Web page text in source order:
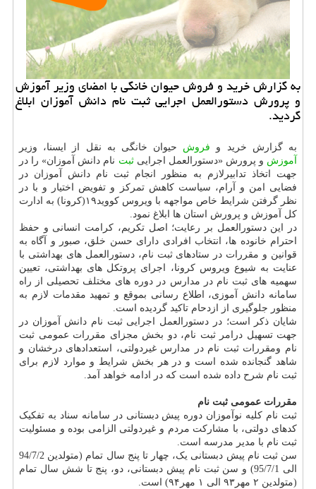
به گزارش خرید و فروش حیوان خانگی با امضای وزیر آموزش
و پرورش دستورالعمل اجرایی ثبت نام دانش آموزان ابلاغ
گردید.
به گزارش خرید و فروش حیوان خانگی به نقل از ایسنا، وزیر
آموزش و پرورش «دستورالعمل اجراییثبت نام دانش آموزان» را در
جهت اتخاذ تدابیرلازم به منظور انجام ثبت نام دانش آموزان در
فضایی امن و آرام، سیاست کاهش تمرکز و تفویض اختیار و با در
نظر گرفتن شرایط خاص مواجهه با ویروس کووید۱۹(کرونا) به ادارت
کل آموزش و پرورش استان ها ابلاغ نمود.
در این دستورالعمل بر رعایت؛ اصل تکریم، کرامت انسانی و حفظ
احترام خانوده ها، انتخاب افرادی دارای حسن خلق، صبور و آگاه به
قوانین و مقررات در ستادهای ثبت نام، دستورالعمل های بهداشتی با
عنایت به شیوع ویروس کرونا، اجرای پروتکل های بهداشتی، تعیین
سهمیه های ثبت نام در مدارس در دوره های مختلف تحصیلی از راه
سامانه دانش آموزی، اطلاع رسانی بموقع و تمهید مقدمات لازم به
منظور جلوگیری از ازدحام تاکید گردیده است.
شایان ذکر است؛ در دستورالعمل اجرایی ثبت نام دانش آموزان در
جهت تسهیل درامر ثبت نام، دو بخش مجزای مقررات عمومی ثبت
نام ومقررات ثبت نام در مدارس غیردولتی، استعدادهای درخشان و
شاهد گنجانده شده است و در هر بخش شرایط و موارد لازم برای
ثبت نام شرح داده شده است که در ادامه خواهد آمد.
مقررات عمومی ثبت نام
ثبت نام کلیه نوآموزان دوره پیش دبستانی در سامانه سناد به تفکیک
کدهای دولتی، با مشارکت مردم و غیردولتی الزامی بوده و مسئولیت
ثبت نام با مدیر مدرسه است.
سن ثبت نام پیش دبستانی یک، چهار تا پنج سال تمام (متولدین 94/7/2
الی 95/7/1) و سن ثبت نام پیش دبستانی، دو، پنج تا شش سال تمام
(متولدین ۲ مهر۹۳ الی ۱ مهر۹۴) است.